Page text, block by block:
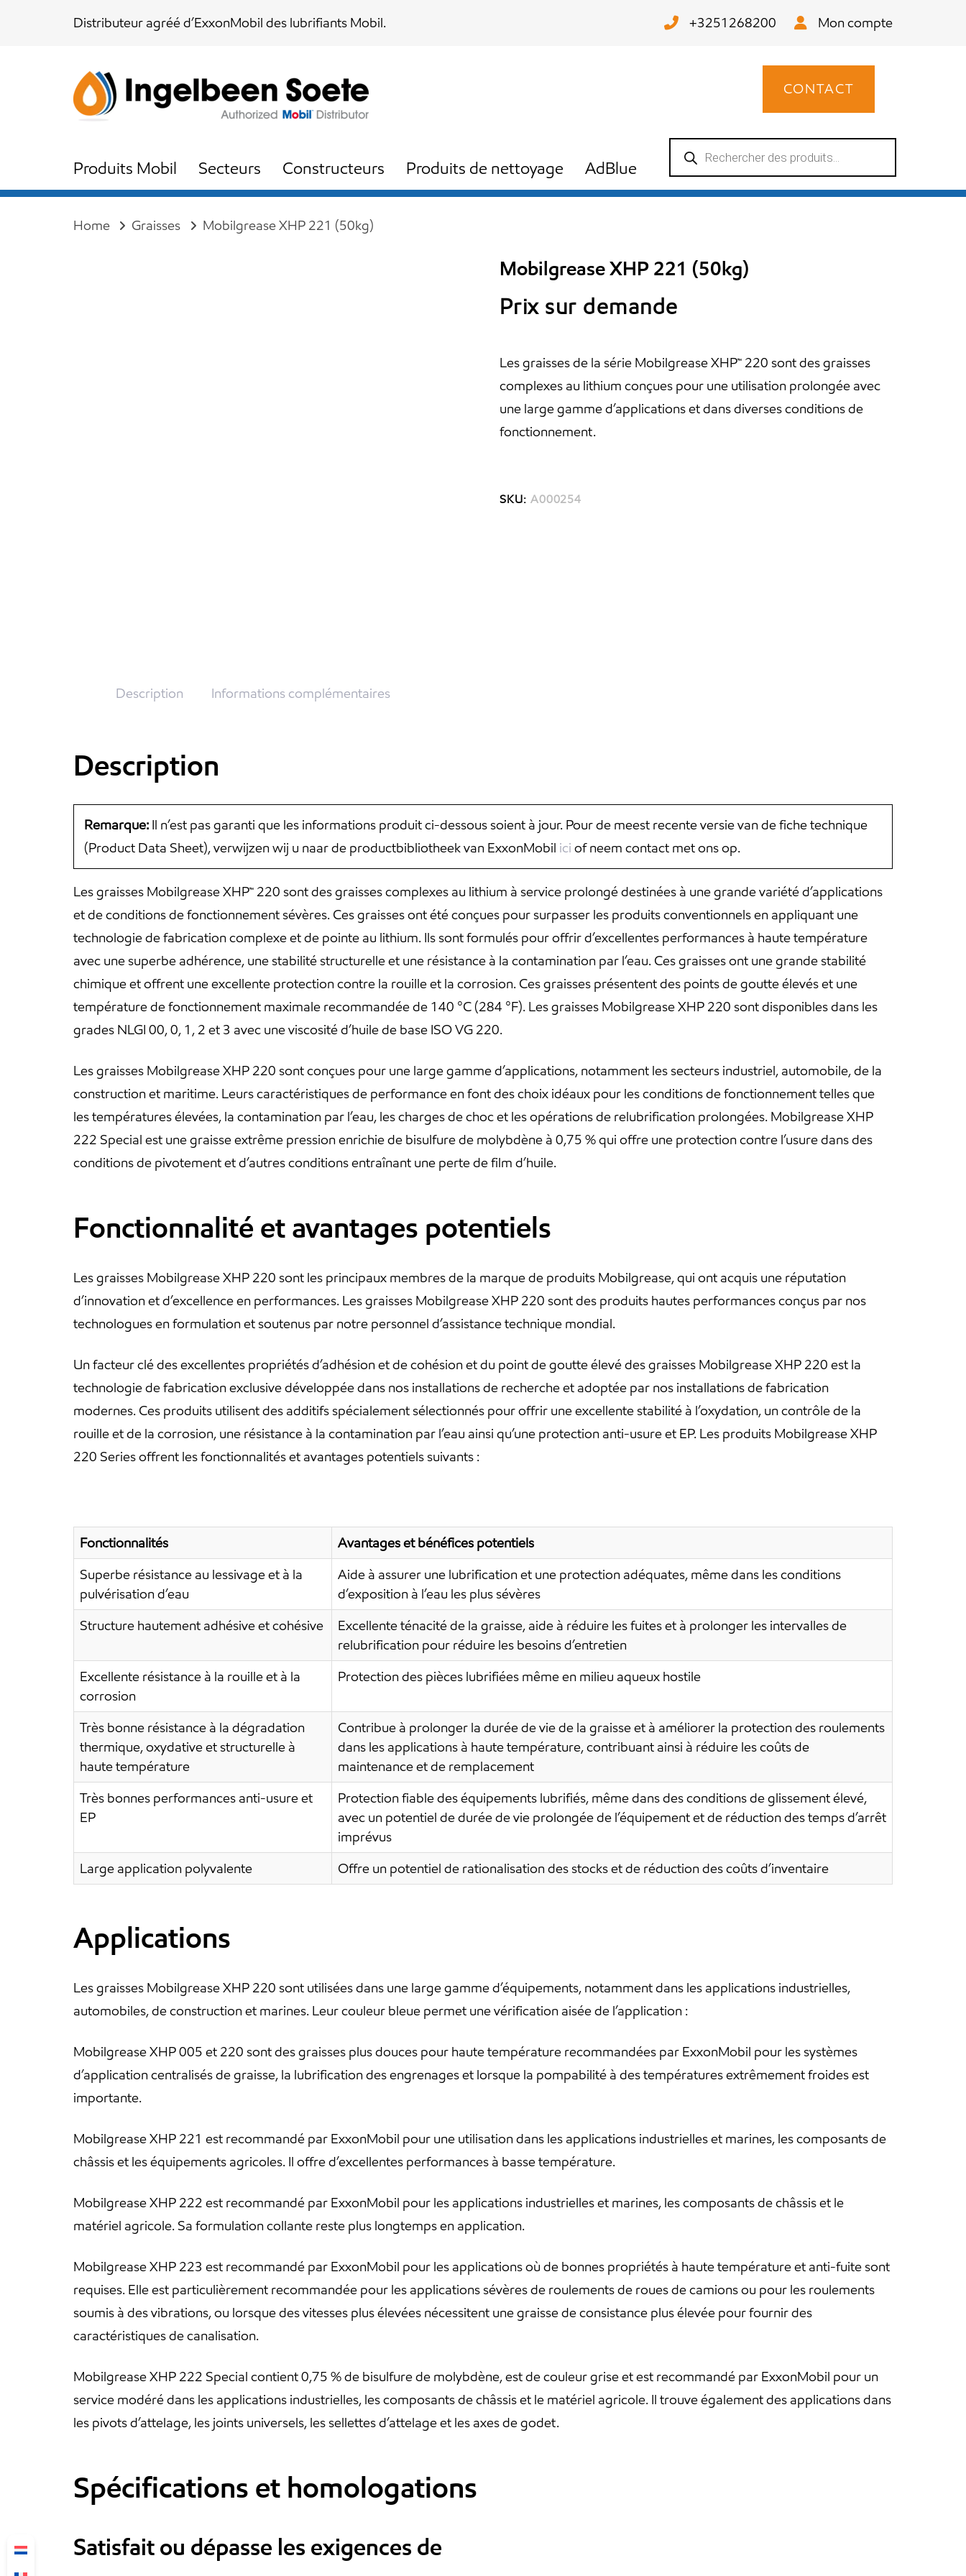
Distributeur agréé d’ExxonMobil des lubrifiants Mobil. +3251268200 Mon compte
CONTACT
Produits Mobil Secteurs Constructeurs Produits de nettoyage AdBlue
Recherche
produits
Home Graisses Mobilgrease XHP 221 (50kg)
Mobilgrease XHP 221 (50kg)
Prix sur demande
Les graisses de la série Mobilgrease XHP™ 220 sont des graisses
complexes au lithium conçues pour une utilisation prolongée avec
une large gamme d’applications et dans diverses conditions de
fonctionnement.
SKU: A000254
Description Informations complémentaires
Description
Remarque: Il n’est pas garanti que les informations produit ci-dessous soient à jour. Pour de meest recente versie van de fiche technique
(Product Data Sheet), verwijzen wij u naar de productbibliotheek van ExxonMobil ici of neem contact met ons op.
Les graisses Mobilgrease XHP™ 220 sont des graisses complexes au lithium à service prolongé destinées à une grande variété d’applications
et de conditions de fonctionnement sévères. Ces graisses ont été conçues pour surpasser les produits conventionnels en appliquant une
technologie de fabrication complexe et de pointe au lithium. Ils sont formulés pour offrir d’excellentes performances à haute température
avec une superbe adhérence, une stabilité structurelle et une résistance à la contamination par l’eau. Ces graisses ont une grande stabilité
chimique et offrent une excellente protection contre la rouille et la corrosion. Ces graisses présentent des points de goutte élevés et une
température de fonctionnement maximale recommandée de 140 °C (284 °F). Les graisses Mobilgrease XHP 220 sont disponibles dans les
grades NLGI 00, 0, 1, 2 et 3 avec une viscosité d’huile de base ISO VG 220.
Les graisses Mobilgrease XHP 220 sont conçues pour une large gamme d’applications, notamment les secteurs industriel, automobile, de la
construction et maritime. Leurs caractéristiques de performance en font des choix idéaux pour les conditions de fonctionnement telles que
les températures élevées, la contamination par l’eau, les charges de choc et les opérations de relubrification prolongées. Mobilgrease XHP
222 Special est une graisse extrême pression enrichie de bisulfure de molybdène à 0,75 % qui offre une protection contre l’usure dans des
conditions de pivotement et d’autres conditions entraînant une perte de film d’huile.
Fonctionnalité et avantages potentiels
Les graisses Mobilgrease XHP 220 sont les principaux membres de la marque de produits Mobilgrease, qui ont acquis une réputation
d’innovation et d’excellence en performances. Les graisses Mobilgrease XHP 220 sont des produits hautes performances conçus par nos
technologues en formulation et soutenus par notre personnel d’assistance technique mondial.
Un facteur clé des excellentes propriétés d’adhésion et de cohésion et du point de goutte élevé des graisses Mobilgrease XHP 220 est la
technologie de fabrication exclusive développée dans nos installations de recherche et adoptée par nos installations de fabrication
modernes. Ces produits utilisent des additifs spécialement sélectionnés pour offrir une excellente stabilité à l’oxydation, un contrôle de la
rouille et de la corrosion, une résistance à la contamination par l’eau ainsi qu’une protection anti-usure et EP. Les produits Mobilgrease XHP
220 Series offrent les fonctionnalités et avantages potentiels suivants :
Fonctionnalités
Avantages et bénéfices potentiels
Superbe résistance au lessivage et à la
pulvérisation d’eau
Aide à assurer une lubrification et une protection adéquates, même dans les conditions
d’exposition à l’eau les plus sévères
Structure hautement adhésive et cohésive
Excellente ténacité de la graisse, aide à réduire les fuites et à prolonger les intervalles de
relubrification pour réduire les besoins d’entretien
Excellente résistance à la rouille et à la
corrosion
Protection des pièces lubrifiées même en milieu aqueux hostile
Très bonne résistance à la dégradation
thermique, oxydative et structurelle à
haute température
Contribue à prolonger la durée de vie de la graisse et à améliorer la protection des roulements
dans les applications à haute température, contribuant ainsi à réduire les coûts de
maintenance et de remplacement
Très bonnes performances anti-usure et
EP
Protection fiable des équipements lubrifiés, même dans des conditions de glissement élevé,
avec un potentiel de durée de vie prolongée de l’équipement et de réduction des temps d’arrêt
imprévus
Large application polyvalente
Offre un potentiel de rationalisation des stocks et de réduction des coûts d’inventaire
Applications
Les graisses Mobilgrease XHP 220 sont utilisées dans une large gamme d’équipements, notamment dans les applications industrielles,
automobiles, de construction et marines. Leur couleur bleue permet une vérification aisée de l’application :
Mobilgrease XHP 005 et 220 sont des graisses plus douces pour haute température recommandées par ExxonMobil pour les systèmes
d’application centralisés de graisse, la lubrification des engrenages et lorsque la pompabilité à des températures extrêmement froides est
importante.
Mobilgrease XHP 221 est recommandé par ExxonMobil pour une utilisation dans les applications industrielles et marines, les composants de
châssis et les équipements agricoles. Il offre d’excellentes performances à basse température.
Mobilgrease XHP 222 est recommandé par ExxonMobil pour les applications industrielles et marines, les composants de châssis et le
matériel agricole. Sa formulation collante reste plus longtemps en application.
Mobilgrease XHP 223 est recommandé par ExxonMobil pour les applications où de bonnes propriétés à haute température et anti-fuite sont
requises. Elle est particulièrement recommandée pour les applications sévères de roulements de roues de camions ou pour les roulements
soumis à des vibrations, ou lorsque des vitesses plus élevées nécessitent une graisse de consistance plus élevée pour fournir des
caractéristiques de canalisation.
Mobilgrease XHP 222 Special contient 0,75 % de bisulfure de molybdène, est de couleur grise et est recommandé par ExxonMobil pour un
service modéré dans les applications industrielles, les composants de châssis et le matériel agricole. Il trouve également des applications dans
les pivots d’attelage, les joints universels, les sellettes d’attelage et les axes de godet.
Spécifications et homologations
Satisfait ou dépasse les exigences de